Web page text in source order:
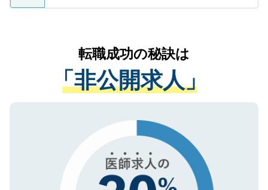
ているすべての個人データはご本人の許可
は、個人情報の取り扱いについての厳密な
管理基準を満たした事業者のみに付与され
る、プライバシーマークを取得済みです。
で、機密保持に関してもご安心ください。
かがいして、現在の医療機関の状況や紹介
経験をまじえながら、適切なアドバイスを
させていただきます。すぐにご転職をされ
ない方には、長期的なサポートが可能です
ので、まずはご登録ください。
転職成功の秘訣は
「非公開求人」